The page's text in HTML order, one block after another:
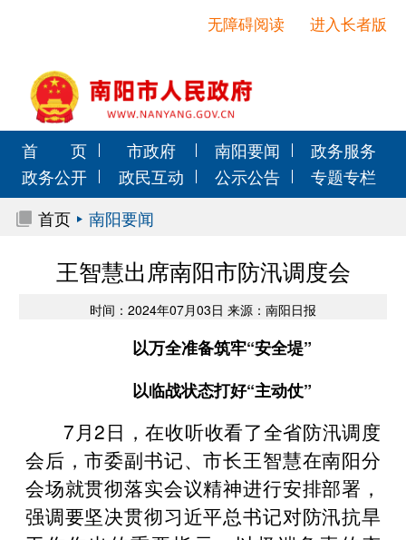
进入长者版
无障碍阅读
首 页 市政府 南阳要闻
政务服务
政务公开
政民互动 公示公告
专题专栏
首页
南阳要闻
王智慧出席南阳市防汛调度会
时间：2024年07月03日 来源：南阳日报
以万全准备筑牢“安全堤”
以临战状态打好“主动仗”
7月2日，在收听收看了全省防汛调度
会后，市委副书记、市长王智慧在南阳分
会场就贯彻落实会议精神进行安排部署，
强调要坚决贯彻习近平总书记对防汛抗旱